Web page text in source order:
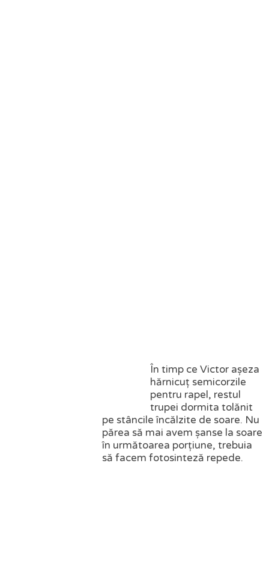
În timp ce Victor așeza
hărnicuț semicorzile
pentru rapel, restul
trupei dormita tolănit
pe stâncile încălzite de soare. Nu
părea să mai avem șanse la soare
în următoarea porțiune, trebuia
să facem fotosinteză repede.